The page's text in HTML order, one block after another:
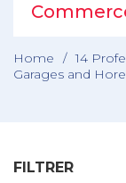
Home / 14
Garages and
FILTRER